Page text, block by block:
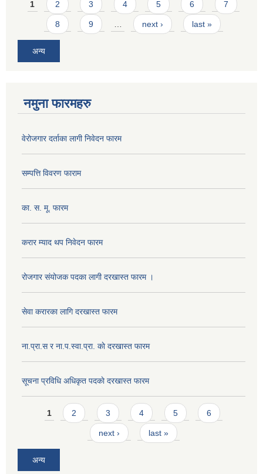
1 2 3 4 5 6 7
8 9 next › last »
अन्य
नमुना फारमहरु
वेरोजगार दर्ताका लागी निवेदन फारम
सम्पत्ति विवरण फाराम
का. स. मू. फारम
करार म्याद थप निवेदन फारम
रोजगार संयोजक पदका लागी दरखास्त फारम ।
सेवा करारका लागि दरखास्त फारम
ना‍.प्रा.स र ना.प.स्वा.प्रा. काे दरखास्त फारम
सूचना प्रविधि अधिकृत पदकाे दरखास्त फारम
Pages
1 2 3 4 5 6
next › last »
अन्य